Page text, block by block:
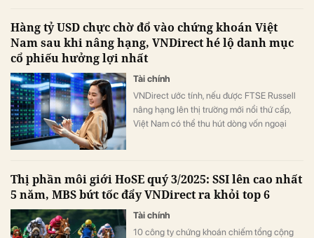
Hàng tỷ USD chực chờ đổ vào chứng khoán Việt
Nam sau khi nâng hạng, VNDirect hé lộ danh mục
cổ phiếu hưởng lợi nhất
Tài chính
VNDirect ước tính, nếu được FTSE Russell
nâng hạng lên thị trường mới nổi thứ cấp,
Việt Nam có thể thu hút dòng vốn ngoại
Thị phần môi giới HoSE quý 3/2025: SSI lên cao nhất
5 năm, MBS bứt tốc đẩy VNDirect ra khỏi top 6
Tài chính
10 công ty chứng khoán chiếm tổng cộng